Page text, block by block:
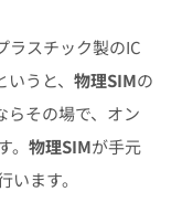
ラスチック製のIC
いうと、 物理SIMの
らその場で、オン
物理SIMが手元
ます。